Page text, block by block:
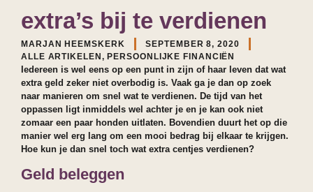
extra’s bij te verdienen
MARJAN HEEMSKERK
SEPTEMBER 8, 2020
ALLE ARTIKELEN,PERSOONLIJKE FINANCIËN
Iedereen is wel eens op een punt in zijn of haar leven dat wat
extra geld zeker niet overbodig is. Vaak ga je dan op zoek
naar manieren om snel wat te verdienen. De tijd van het
oppassen ligt inmiddels wel achter je en je kan ook niet
zomaar een paar honden uitlaten. Bovendien duurt het op die
manier wel erg lang om een mooi bedrag bij elkaar te krijgen.
Hoe kun je dan snel toch wat extra centjes verdienen?
Geld beleggen